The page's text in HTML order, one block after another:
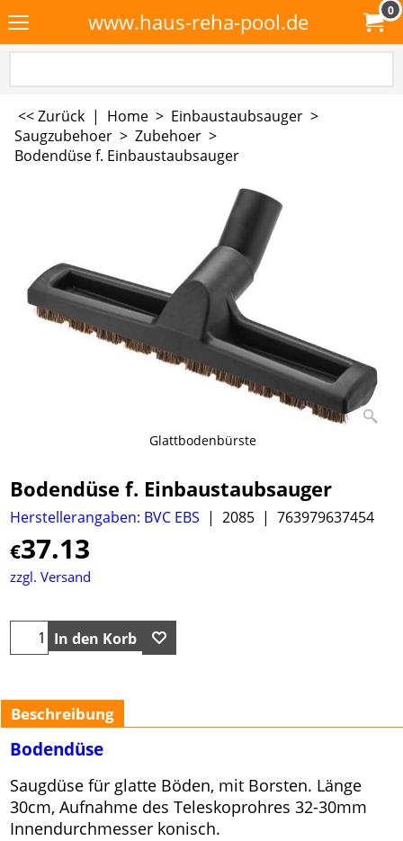
www.haus-reha-pool.de 0
<< Zurück | Home > Einbaustaubsauger >
Saugzubehoer > Zubehoer >
Bodendüse f. Einbaustaubsauger
Glattbodenbürste
Bodendüse f. Einbaustaubsauger
Herstellerangaben: BVC EBS 2085 763979637454
€37.13
zzgl. Versand
In den Korb
Beschreibung
Bodendüse
Saugdüse für glatte Böden, mit Borsten. Länge
30cm, Aufnahme des Teleskoprohres 32-30mm
Innendurchmesser konisch.